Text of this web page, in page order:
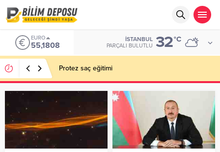
EURO
55,1808
İSTANBUL
PARÇALI BULUTLU 32°C
Protez saç eğitimi